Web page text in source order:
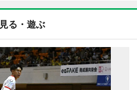
見る・遊ぶ